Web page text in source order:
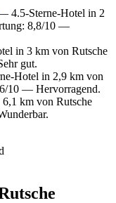
4.5-Sterne-Hotel in 2
8,8/10 —
in 3 km von Rutsche
gut.
Hotel in 2,9 km von
10 — Hervorragend.
km von Rutsche